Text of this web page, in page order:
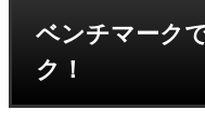
ベンチマーク
ク！